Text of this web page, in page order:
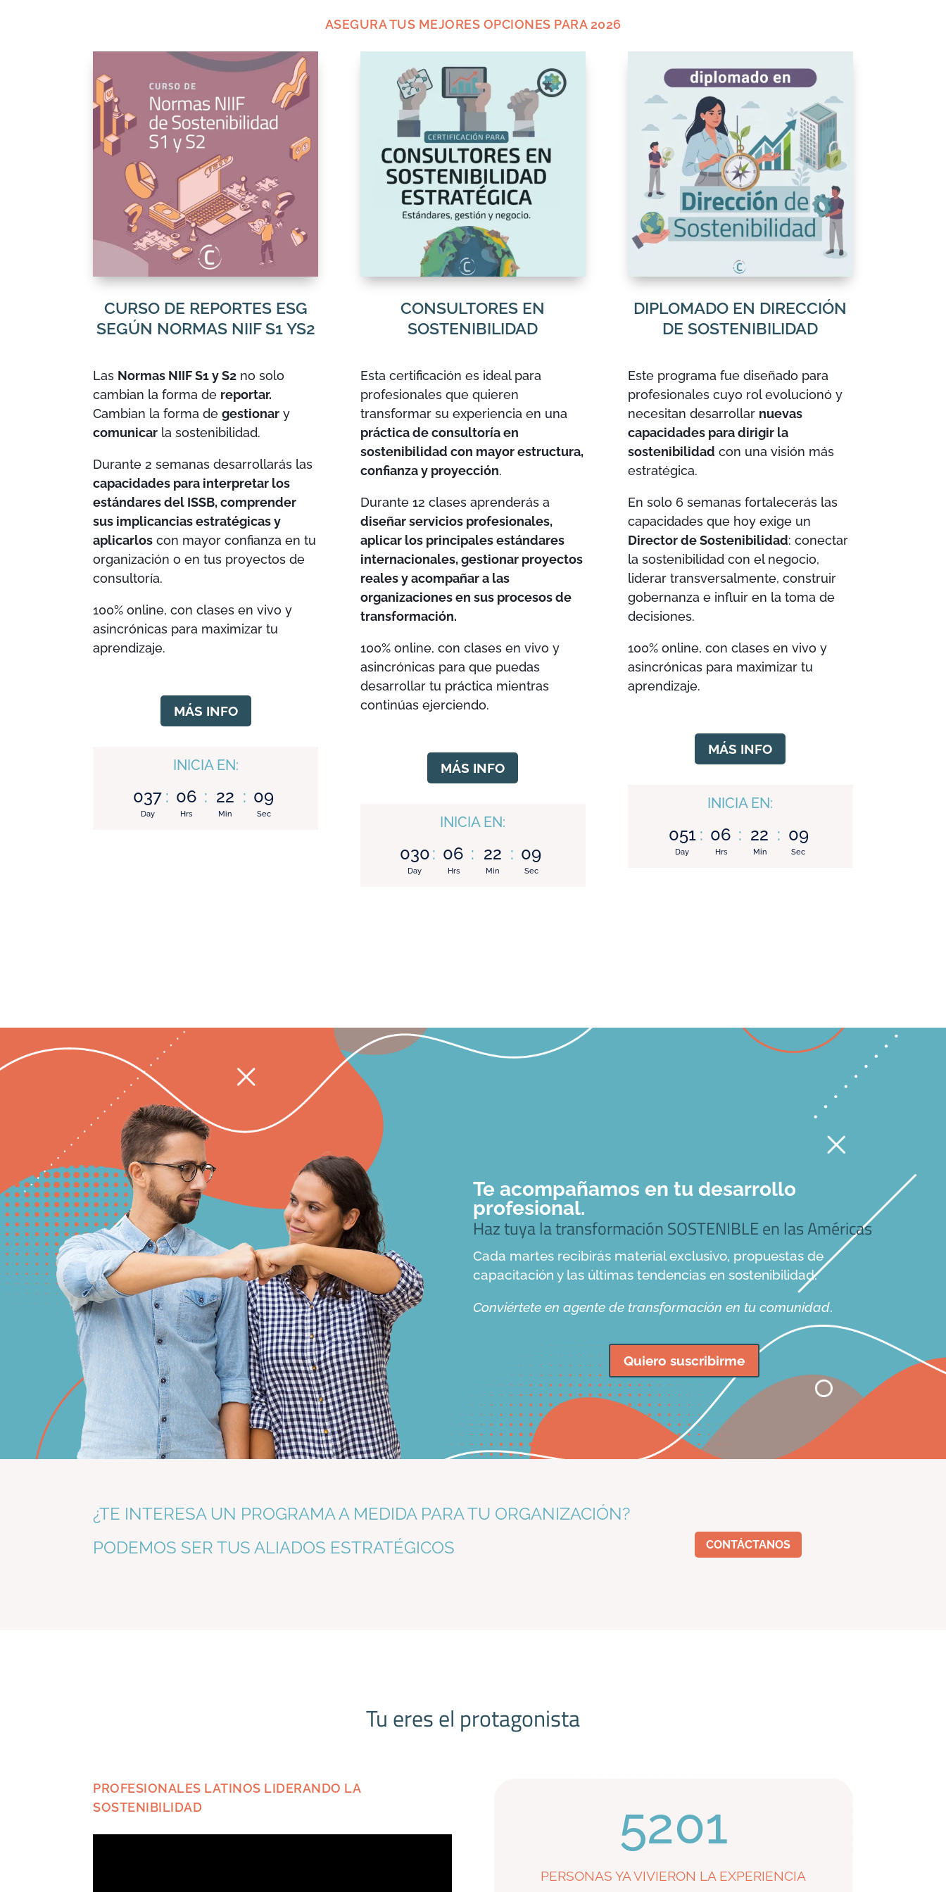
ASEGURA TUS MEJORES OPCIONES PARA 2026
CURSO DE REPORTES ESG
SEGÚN NORMAS NIIF S1 YS2
Las Normas NIIF S1 y S2 no solo
cambian la forma de reportar.
Cambian la forma de gestionar y
comunicar la sostenibilidad.
Durante 2 semanas desarrollarás las
capacidades para interpretar los
estándares del ISSB, comprender
sus implicancias estratégicas y
aplicarlos con mayor confianza en tu
organización o en tus proyectos de
consultoría.
100% online, con clases en vivo y
asincrónicas para maximizar tu
aprendizaje.
MÁS INFO
INICIA EN:
037
Day
: 06
Hrs
: 22
Min
: 08
Sec
CONSULTORES EN
SOSTENIBILIDAD
Esta certificación es ideal para
profesionales que quieren
transformar su experiencia en una
práctica de consultoría en
sostenibilidad con mayor estructura,
confianza y proyección.
Durante 12 clases aprenderás a
diseñar servicios profesionales,
aplicar los principales estándares
internacionales, gestionar proyectos
reales y acompañar a las
organizaciones en sus procesos de
transformación.
100% online, con clases en vivo y
asincrónicas para que puedas
desarrollar tu práctica mientras
continúas ejerciendo.
MÁS INFO
INICIA EN:
030
Day
: 06
Hrs
: 22
Min
: 08
Sec
DIPLOMADO EN DIRECCIÓN
DE SOSTENIBILIDAD
Este programa fue diseñado para
profesionales cuyo rol evolucionó y
necesitan desarrollar nuevas
capacidades para dirigir la
sostenibilidad con una visión más
estratégica.
En solo 6 semanas fortalecerás las
capacidades que hoy exige un
Director de Sostenibilidad: conectar
la sostenibilidad con el negocio,
liderar transversalmente, construir
gobernanza e influir en la toma de
decisiones.
100% online, con clases en vivo y
asincrónicas para maximizar tu
aprendizaje.
MÁS INFO
INICIA EN:
051
Day
: 06
Hrs
: 22
Min
: 08
Sec
Te acompañamos en tu desarrollo
profesional.
Haz tuya la transformación SOSTENIBLE en las Américas
Cada martes recibirás material exclusivo, propuestas de
capacitación y las últimas tendencias en sostenibilidad.
Conviértete en agente de transformación en tu comunidad.
Quiero suscribirme
¿TE INTERESA UN PROGRAMA A MEDIDA PARA TU ORGANIZACIÓN?
PODEMOS SER TUS ALIADOS ESTRATÉGICOS
CONTÁCTANOS
Tu eres el protagonista
PROFESIONALES LATINOS LIDERANDO LA
SOSTENIBILIDAD
5201
PERSONAS YA VIVIERON LA EXPERIENCIA